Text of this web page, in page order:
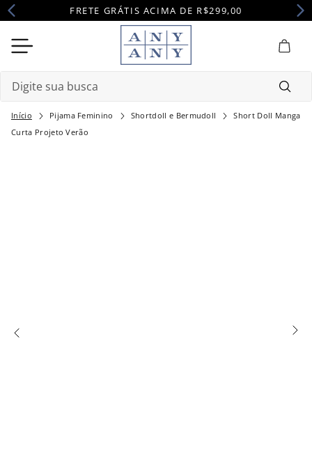
FRETE GRÁTIS ACIMA DE R$299,00
Pijama Feminino Shortdoll e Bermudoll
Short Doll Manga
Curta Projeto Verão
Termos mais buscados